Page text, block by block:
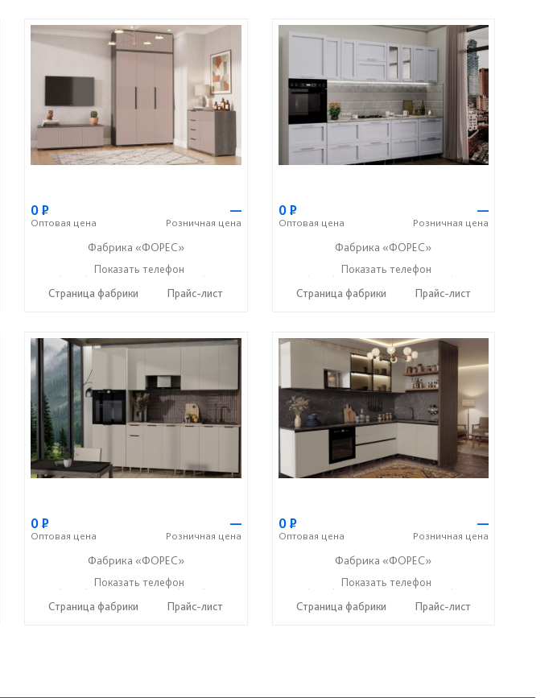
0Р
Оптовая цена
—
Розничная цена
Фабрика «ФОРЕС»
+7 (8412) 73-85-16 ☎+7 (8412) 20-22-62
Показать телефон
Страница фабрики
Прайс-лист
0Р
Оптовая цена
—
Розничная цена
Фабрика «ФОРЕС»
+7 (8412) 73-85-16 ☎+7 (8412) 20-22-62
Показать телефон
Страница фабрики
Прайс-лист
0Р
Оптовая цена
—
Розничная цена
Фабрика «ФОРЕС»
+7 (8412) 73-85-16 ☎+7 (8412) 20-22-62
Показать телефон
Страница фабрики
Прайс-лист
0Р
Оптовая цена
—
Розничная цена
Фабрика «ФОРЕС»
+7 (8412) 73-85-16 ☎+7 (8412) 20-22-62
Показать телефон
Страница фабрики
Прайс-лист